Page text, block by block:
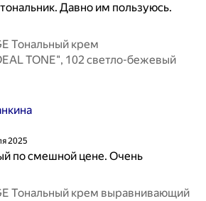
Давно им пользуюсь.
Тональный крем
TONE", 102 светло-бежевый
2025
по смешной цене. Очень
Тональный крем выравнивающий